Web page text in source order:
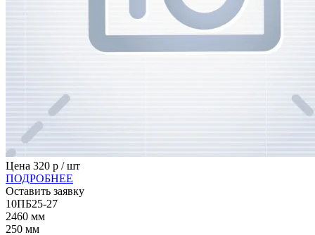
Цена 320 р / шт
ПОДРОБНЕЕ
Оставить заявку
10ПБ25-27
2460 мм
250 мм